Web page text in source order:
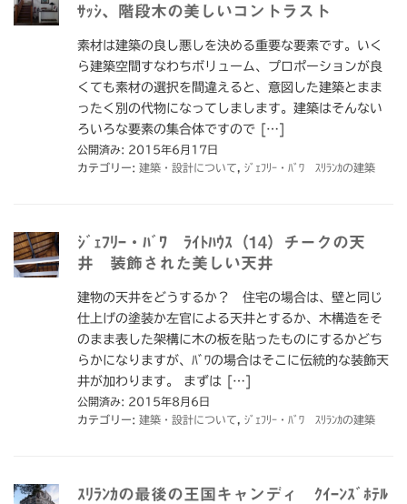
ｻｯｼ、階段木の美しいコントラスト
素材は建築の良し悪しを決める重要な要素です。いく
ら建築空間すなわちボリューム、プロポーションが良
くても素材の選択を間違えると、意図した建築とまま
ったく別の代物になってしまします。建築はそんない
ろいろな要素の集合体ですので […]
公開済み: 2015年6月17日
カテゴリー: 建築・設計について ｼﾞｪﾌﾘｰ・ﾊﾞﾜ ｽﾘﾗﾝｶの建築
ｼﾞｪﾌﾘｰ・ﾊﾞﾜ ﾗｲﾄﾊｳｽ（14）チークの天
井 装飾された美しい天井
建物の天井をどうするか？ 住宅の場合は、壁と同じ
仕上げの塗装か左官による天井とするか、木構造をそ
のまま表した架構に木の板を貼ったものにするかどち
らかになりますが、ﾊﾞﾜの場合はそこに伝統的な装飾天
井が加わります。 まずは […]
公開済み: 2015年8月6日
カテゴリー: 建築・設計について ｼﾞｪﾌﾘｰ・ﾊﾞﾜ ｽﾘﾗﾝｶの建築
ｽﾘﾗﾝｶの最後の王国キャンディ ｸｲｰﾝｽﾞﾎﾃﾙ